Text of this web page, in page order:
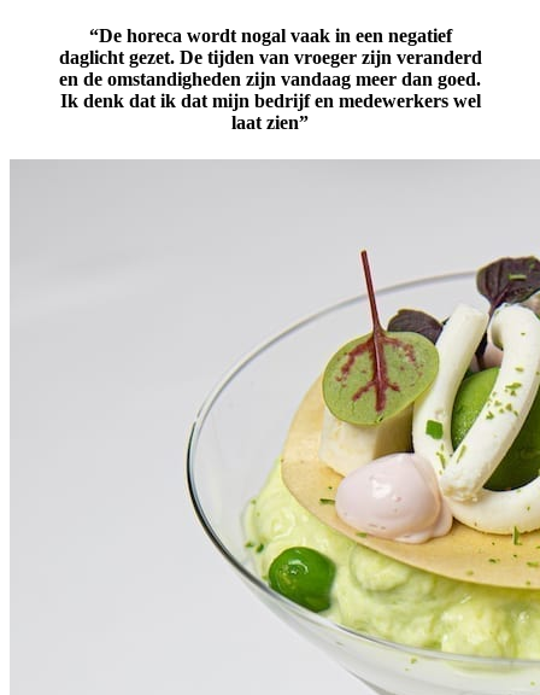
“De horeca wordt nogal vaak in een negatief
daglicht gezet. De tijden van vroeger zijn veranderd
en de omstandigheden zijn vandaag meer dan goed.
Ik denk dat ik dat mijn bedrijf en medewerkers wel
laat zien”